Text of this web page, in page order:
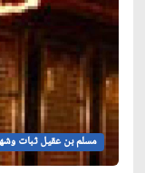
مسلم بن عقيل ثبات